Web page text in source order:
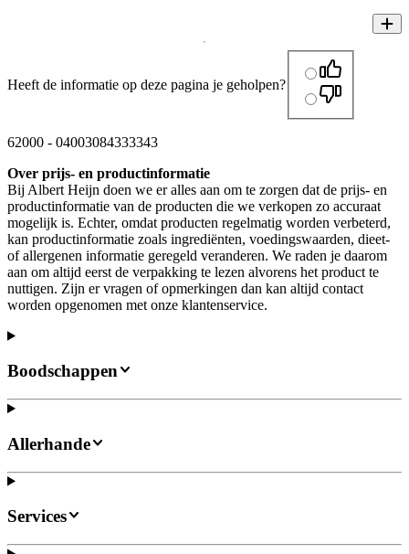
Heeft de informatie op deze pagina je geholpen?
62000 - 04003084333343
Over prijs- en productinformatie
Bij Albert Heijn doen we er alles aan om te zorgen dat de prijs- en
productinformatie van de producten die we verkopen zo accuraat
mogelijk is. Echter, omdat producten regelmatig worden verbeterd,
kan productinformatie zoals ingrediënten, voedingswaarden, dieet-
of allergenen informatie geregeld veranderen. We raden je daarom
aan om altijd eerst de verpakking te lezen alvorens het product te
nuttigen. Zijn er vragen of opmerkingen dan kan altijd contact
worden opgenomen met onze klantenservice.
Boodschappen
Allerhande
Services